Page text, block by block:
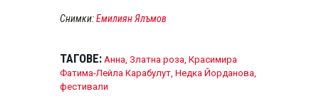
Снимки:Емилиян Ялъмов
ТАГОВЕ: Анна, Златна роза, Красимира
Фатима-Лейла Карабулут, Недка Йорданова,
фестивали